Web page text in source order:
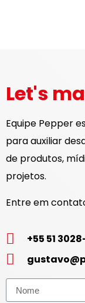
Let's
Equipe Pepper
para auxiliar
de produtos,
projetos.
Entre em
+55 51